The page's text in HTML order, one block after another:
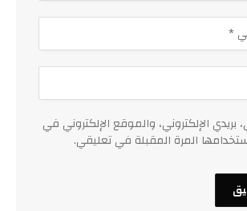
الإلكتروني، والموقع الإلكتروني في
المرة المقبلة في تعليقي.